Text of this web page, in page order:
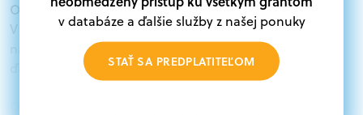
Oprávnení žiadatelia:
V databáze grantov a dotácií na portáli Grantexpert.sk
nájdete aktuálne výzvy z eurofondov, plánu obnovy a
ďalších zdrojov.
v databáze a ďalšie služby z našej ponuky
STAŤ SA PREDPLATITEĽOM